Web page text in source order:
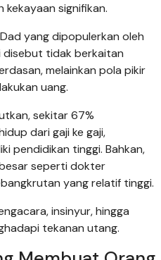
signifikan.
yang dipopulerkan oleh
disebut tidak berkaitan
melainkan pola pikir
uang.
sekitar 67%
dari gaji ke gaji,
pendidikan tinggi. Bahkan,
seperti dokter
yang relatif tinggi.
insinyur, hingga
tekanan utang.